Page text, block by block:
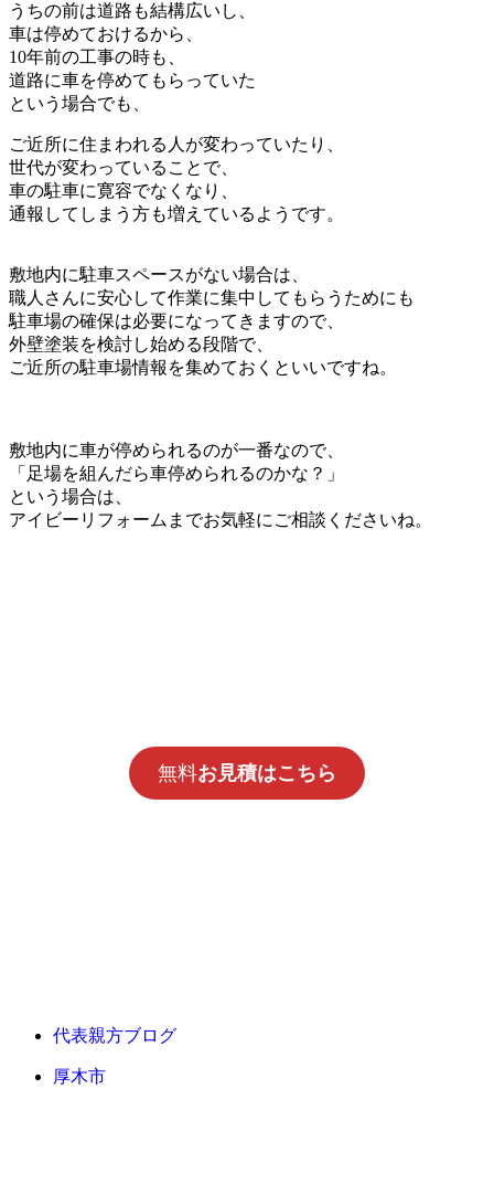
うちの前は道路も結構広いし、
車は停めておけるから、
10年前の工事の時も、
道路に車を停めてもらっていた
という場合でも、
ご近所に住まわれる人が変わっていたり、
世代が変わっていることで、
車の駐車に寛容でなくなり、
通報してしまう方も増えているようです。
敷地内に駐車スペースがない場合は、
職人さんに安心して作業に集中してもらうためにも
駐車場の確保は必要になってきますので、
外壁塗装を検討し始める段階で、
ご近所の駐車場情報を集めておくといいですね。
敷地内に車が停められるのが一番なので、
「足場を組んだら車停められるのかな？」
という場合は、
アイビーリフォームまでお気軽にご相談くださいね。
無料お見積はこちら
代表親方ブログ
厚木市